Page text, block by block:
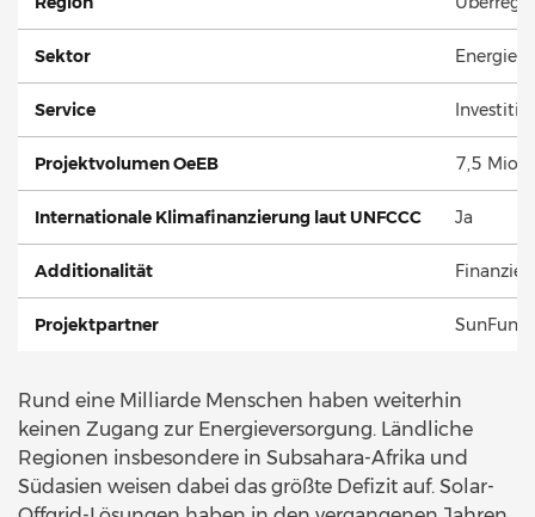
Sektor Energie /
Service
Projektvolumen OeEB 7,5 Mio.
Internationale Klimafinanzierung laut UNFCCC Ja
Additionalität
Projektpartner
Rund eine Milliarde Menschen haben weiterhin
keinen Zugang zur Energieversorgung. Ländliche
Regionen insbesondere in Subsahara-Afrika und
Südasien weisen dabei das größte Defizit auf. Solar-